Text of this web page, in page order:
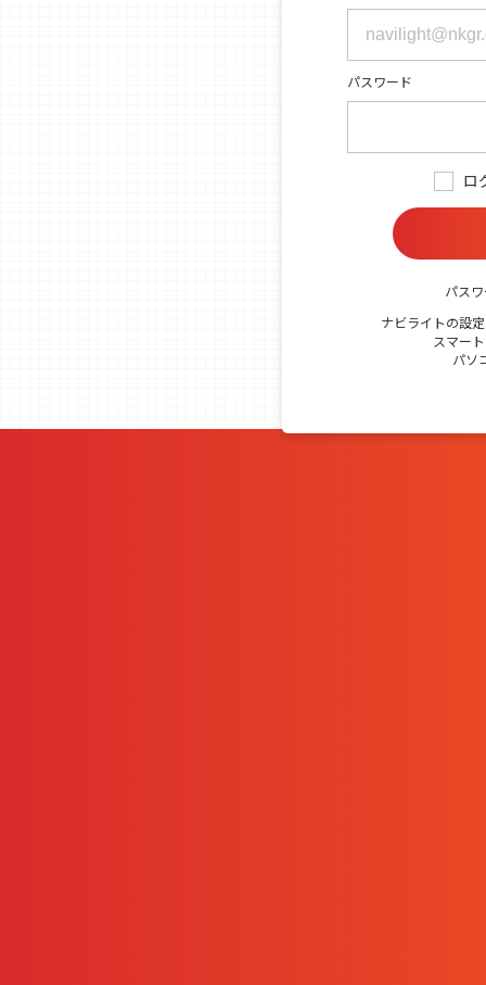
パスワード
ロ
パス
ナビライトの設
スマー
パソ